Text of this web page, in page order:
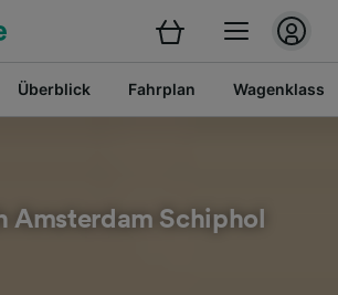
Überblick Fahrplan
Amsterdam Schiphol